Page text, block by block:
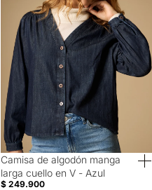
40% Off
Camisa de algodón manga
larga cuello en V - Azul
$ 249.900